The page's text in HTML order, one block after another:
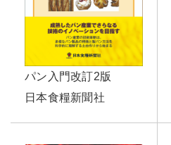
パン入門改訂2版
日本食糧新聞社